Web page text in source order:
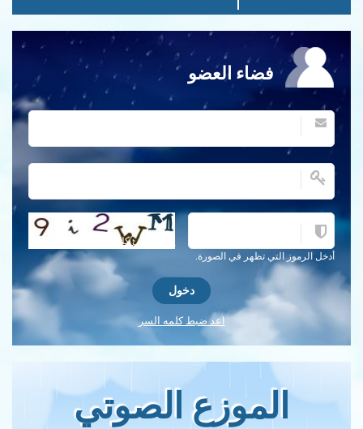
فضاء العضو
أدخل الرموز التي تظهر في الصورة.
احصل على كلمة التحقق جديدة!
اعد ضبط كلمه السر
الموزع الصوتي